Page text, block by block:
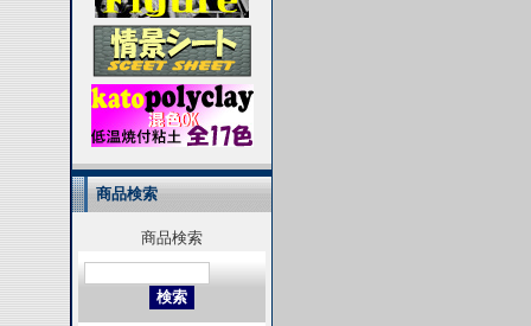
商品検索
商品検索